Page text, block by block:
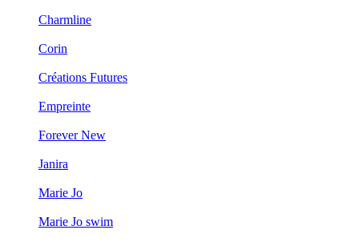
Charmline
Corin
Créations Futures
Empreinte
Forever New
Janira
Marie Jo
Marie Jo swim